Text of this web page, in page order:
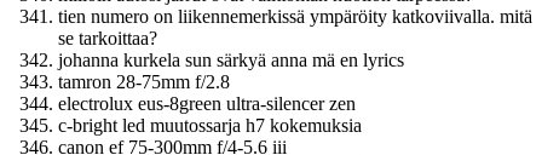
tien numero on liikennemerkissä ympäröity katkoviivalla. mitä
se tarkoittaa?
johanna kurkela sun särkyä anna mä en lyrics
tamron 28-75mm f/2.8
electrolux eus-8green ultra-silencer zen
c-bright led muutossarja h7 kokemuksia
canon ef 75-300mm f/4-5.6 iii